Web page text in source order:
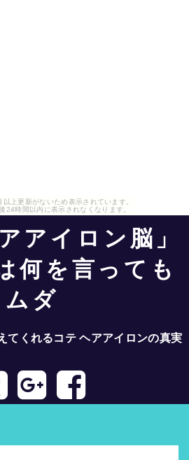
上更新がないため表示されています。
24時間以内に表示されなくなります。
アイロン脳」
何を言っても
ムダ
てくれるコテ ヘアアイロンの真実